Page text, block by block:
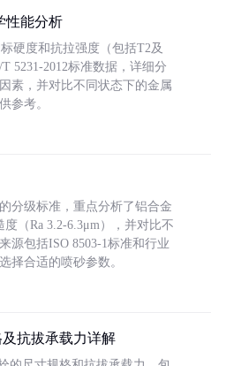
性能分析
硬度和抗拉强度（包括T2及
5231-2012标准数据，详细分
素，并对比不同状态下的金属
参考。
分级标准，重点分析了铝合金
（Ra 3.2-6.3μm），并对比不
源包括ISO 8503-1标准和行业
择合适的喷砂参数。
抗拔承载力详解